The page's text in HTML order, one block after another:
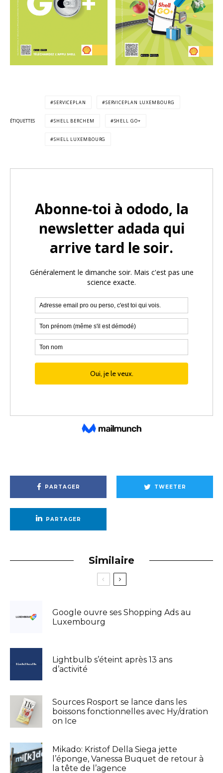
ÉTIQUETTES
SERVICEPLAN SERVICEPLAN LUXEMBOURG
SHELL BERCHEM SHELL GO+
SHELL LUXEMBOURG
PARTAGER TWEETER
PARTAGER
Similaire
Google ouvre ses Shopping Ads au
Luxembourg
Lightbulb s’éteint après 13 ans
d’activité
Sources Rosport se lance dans les
boissons fonctionnelles avec Hy/dration
on Ice
Mikado: Kristof Della Siega jette
l’éponge, Vanessa Buquet de retour à
la tête de l’agence